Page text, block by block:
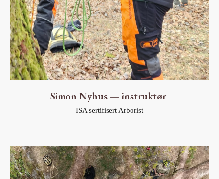
Simon Nyhus — instruktør
ISA sertifisert Arborist